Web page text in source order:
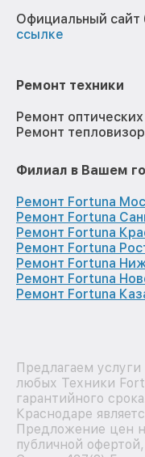
Официальный сайт
ссылке
Ремонт техники
Ремонт
Ремонт
Филиал в Вашем
Ремонт Fortuna
Ремонт Fortuna
Ремонт Fortuna
Ремонт Fortuna
Ремонт Fortuna
Ремонт Fortuna
Ремонт Fortuna
Предлагаем
любых Техники
гарантийного
Краснодаре
Предложение цен
публичной